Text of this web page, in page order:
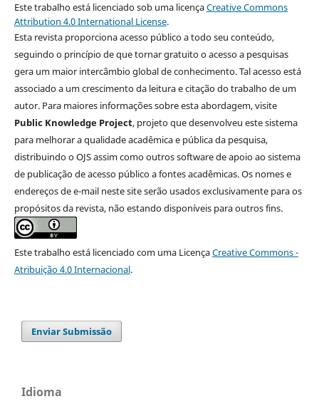
Este trabalho está licenciado sob uma licençaCreative Commons
Attribution 4.0 International License.
Esta revista proporciona acesso público a todo seu conteúdo,
seguindo o princípio de que tornar gratuito o acesso a pesquisas
gera um maior intercâmbio global de conhecimento. Tal acesso está
associado a um crescimento da leitura e citação do trabalho de um
autor. Para maiores informações sobre esta abordagem, visite
Public Knowledge Project, projeto que desenvolveu este sistema
para melhorar a qualidade acadêmica e pública da pesquisa,
distribuindo o OJS assim como outros software de apoio ao sistema
de publicação de acesso público a fontes acadêmicas. Os nomes e
endereços de e-mail neste site serão usados exclusivamente para os
propósitos da revista, não estando disponíveis para outros fins.
Este trabalho está licenciado com uma LicençaCreative Commons -
Atribuição 4.0 Internacional.
Enviar Submissão
Idioma